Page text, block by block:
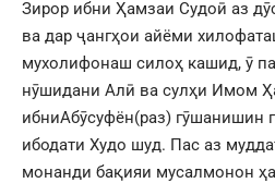
Зирор ибни Ҳамзаи Судоӣ аз
ва дар ҷангҳои айёми
мухолифонаш силоҳ кашид, ӯ
нӯшидани Алӣ ва сулҳи Имом
ибниАбӯсуфён(раз) гӯшанишин
ибодати Худо шуд. Пас аз
монанди бақияи мусалмонон